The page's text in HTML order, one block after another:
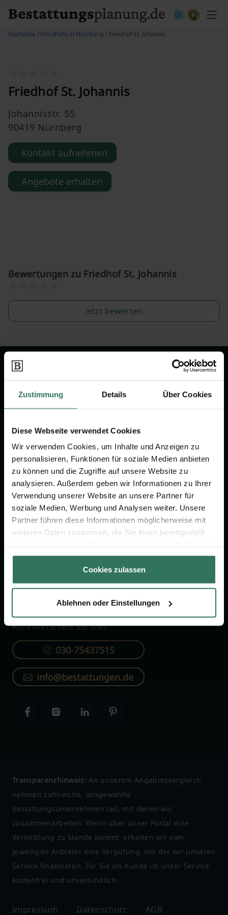
Zustimmung Details Über Cookies
Diese Webseite verwendet Cookies
Wir verwenden Cookies, um Inhalte und Anzeigen zu
personalisieren, Funktionen für soziale Medien anbieten
zu können und die Zugriffe auf unsere Website zu
analysieren. Außerdem geben wir Informationen zu Ihrer
Verwendung unserer Website an unsere Partner für
soziale Medien, Werbung und Analysen weiter. Unsere
Partner führen diese Informationen möglicherweise mit
weiteren Daten zusammen, die Sie ihnen bereitgestellt
gesammelt haben.
Cookies zulassen
Ablehnen oder Einstellungen
Startseite / Friedhöfe in Nürnberg / Friedhof St. Johannis
Friedhof St. Johannis
Johannisstr. 55
90419 Nürnberg
Kontakt aufnehmen
Angebote erhalten
Bewertungen zu Friedhof St. Johannis
Jetzt bewerten
Wir sind Ihr Ansprechpartner rund
um das Thema Bestattung &
Vorsorge.
Jetzt beraten lassen
FÜR SIE
Vergleich
Ratgeber
Verzeichnis
FÜR BESTATTER
Online-Portal
Kostenlos registrieren
KONTAKTIEREN SIE UNS
030-75437515
info@bestattungen.de
Transparenzhinweis: An unserem Angebotsvergleich
nehmen zahlreiche, ausgewählte
Bestattungsunternehmen teil, mit denen wir
zusammenarbeiten. Wenn über unser Portal eine
Vermittlung zu Stande kommt, erhalten wir vom
jeweiligen Anbieter eine Vergütung, mit der wir unseren
Service finanzieren. Für Sie als Kunde ist unser Service
kostenfrei und unverbindlich.
Impressum Datenschutz AGB